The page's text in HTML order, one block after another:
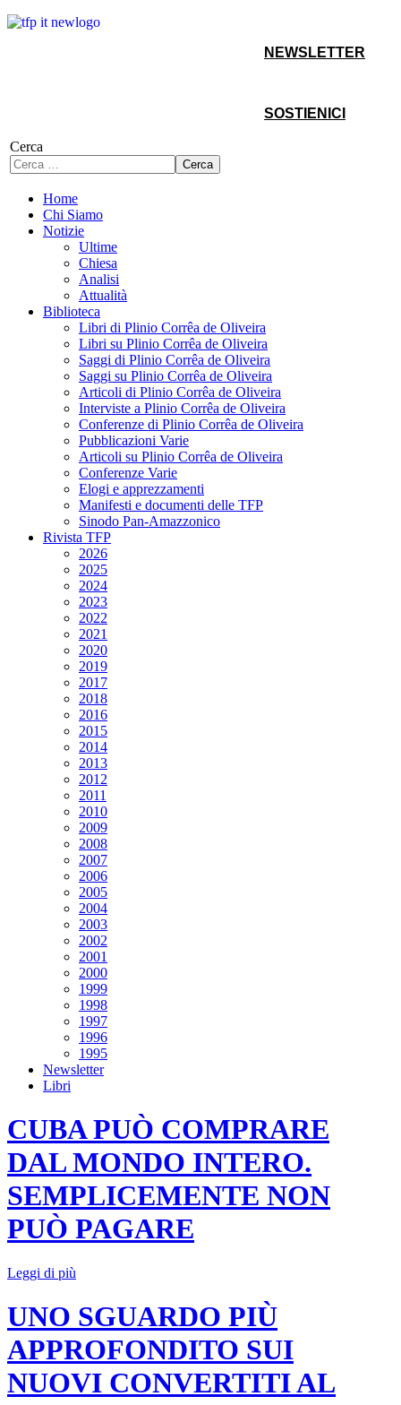
NEWSLETTER
SOSTIENICI
Cerca
Cerca
Home
Chi Siamo
Notizie
Ultime
Chiesa
Analisi
Attualità
Biblioteca
Libri di Plinio Corrêa de Oliveira
Libri su Plinio Corrêa de Oliveira
Saggi di Plinio Corrêa de Oliveira
Saggi su Plinio Corrêa de Oliveira
Articoli di Plinio Corrêa de Oliveira
Interviste a Plinio Corrêa de Oliveira
Conferenze di Plinio Corrêa de Oliveira
Pubblicazioni Varie
Articoli su Plinio Corrêa de Oliveira
Conferenze Varie
Elogi e apprezzamenti
Manifesti e documenti delle TFP
Sinodo Pan-Amazzonico
Rivista TFP
2026
2025
2024
2023
2022
2021
2020
2019
2017
2018
2016
2015
2014
2013
2012
2011
2010
2009
2008
2007
2006
2005
2004
2003
2002
2001
2000
1999
1998
1997
1996
1995
Newsletter
Libri
CUBA PUÒ COMPRARE
DAL MONDO INTERO.
SEMPLICEMENTE NON
PUÒ PAGARE
Leggi di più
UNO SGUARDO PIÙ
APPROFONDITO SUI
NUOVI CONVERTITI AL